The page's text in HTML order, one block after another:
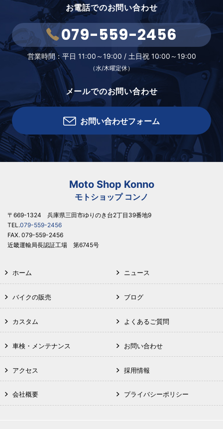
お電話でのお問い合わせ
079-559-2456
営業時間：平日 11:00～19:00 / 土日祝 10:00～19:00
（水/木曜定休）
メールでのお問い合わせ
お問い合わせフォーム
Moto Shop Konno
モトショップ コンノ
〒669-1324 兵庫県三田市ゆりのき台2丁目39番地9
TEL.079-559-2456
FAX. 079-559-2456
近畿運輸局長認証工場 第6745号
ホーム
バイクの販売
カスタム
車検・メンテナンス
アクセス
会社概要
ニュース
ブログ
よくあるご質問
お問い合わせ
採用情報
プライバシーポリシー